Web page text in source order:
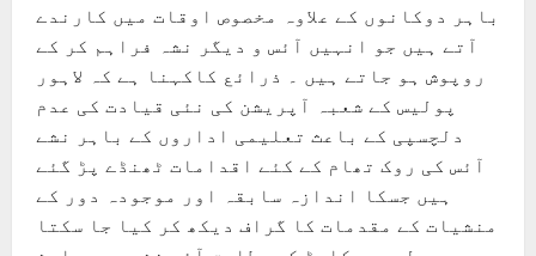
باہر دوکانوں کے علاوہ مخصوص اوقات میں کارندے
آتے ہیں جو انہیں آئس و دیگر نشہ فراہم کر کے
روپوش ہو جاتے ہیں ۔ ذرائع کاکہنا ہے کہ لاہور
پولیس کے شعبہ آپریشن کی نئی قیادت کی عدم
دلچسپی کے باعث تعلیمی اداروں کے باہر نشے
آئس کی روک تھام کے کئے اقدامات ٹھنڈے پڑ گئے
ہیں جسکا اندازہ سابقہ اور موجودہ دور کے
منشیات کے مقدمات کا گراف دیکھ کر کیا جا سکتا